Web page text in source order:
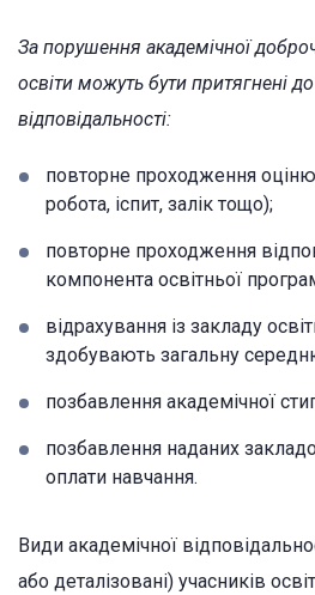
За порушення академічної
освіти можуть бути притягнені до
відповідальності:
повторне проходження
робота, іспит, залік тощо);
повторне проходження
компонента освітньої
відрахування із закладу
здобувають загальну
позбавлення академічної
позбавлення наданих
оплати навчання.
Види академічної
або деталізовані) учасників